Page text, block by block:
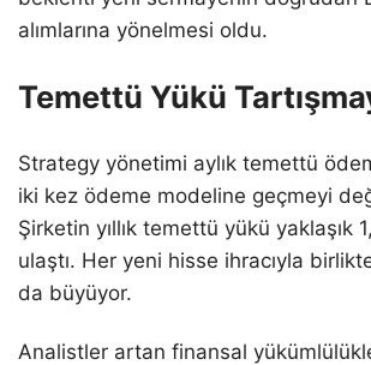
alımlarına yönelmesi oldu.
Temettü Yükü
Strategy yönetimi aylık temettü
iki kez ödeme modeline geçmeyi
Şirketin yıllık temettü yükü yaklaşık
ulaştı. Her yeni hisse ihracıyla
da büyüyor.
Analistler artan finansal